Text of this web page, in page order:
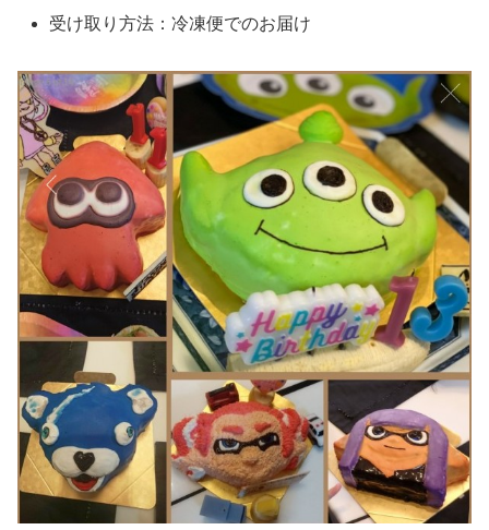
受け取り方法：冷凍便でのお届け